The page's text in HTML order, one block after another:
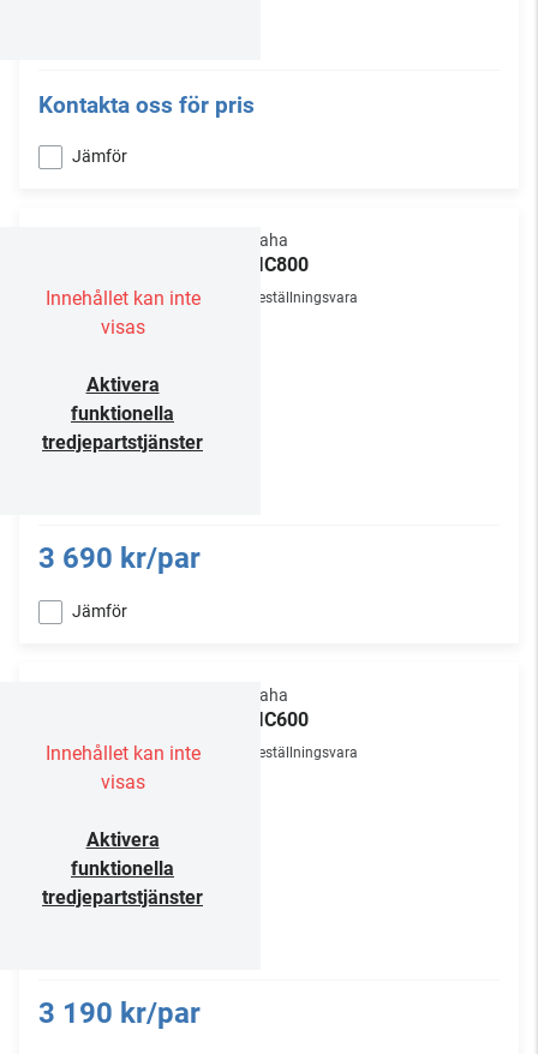
Kontakta oss för pris
Jämför
Innehållet kan inte
visas
Aktivera
funktionella
tredjepartstjänster
Yamaha
NS-IC800
Beställningsvara
3 690 kr/par
Jämför
Innehållet kan inte
visas
Aktivera
funktionella
tredjepartstjänster
Yamaha
NS-IC600
Beställningsvara
3 190 kr/par